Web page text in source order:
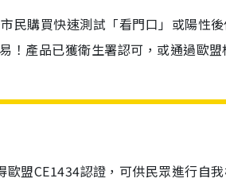
民購買快速測試「看門口」或陽性
！產品已獲衛生署認可，或通過歐盟
盟CE1434認證，可供民眾進行自